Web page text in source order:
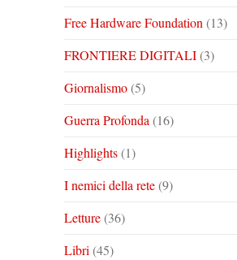
Free Hardware Foundation (13)
FRONTIERE DIGITALI(3)
Giornalismo(5)
Guerra Profonda (16)
Highlights(1)
I nemici della rete(9)
Letture(36)
Libri (45)